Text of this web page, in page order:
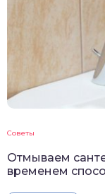
Советы
Отмываем
временем